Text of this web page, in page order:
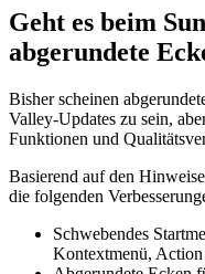
Geht es beim
abgerundete
Bisher scheinen
Valley-Updates zu sein,
Funktionen und
Basierend auf den
die folgenden
Schwebendes
Kontextmenü, Action